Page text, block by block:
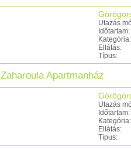
Utazás
Időtartam:
Kategória:
Ellátás:
Típus:
Zaharoula Apartmanház
Utazás
Időtartam:
Kategória:
Ellátás:
Típus: